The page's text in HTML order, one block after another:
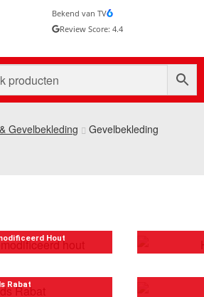
Bekend van TV
Review Score: 4.4
Gevelbekleding Gevelbekleding
Hout
Rabat